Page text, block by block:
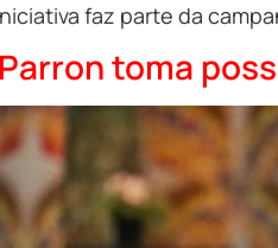
faz parte da
toma